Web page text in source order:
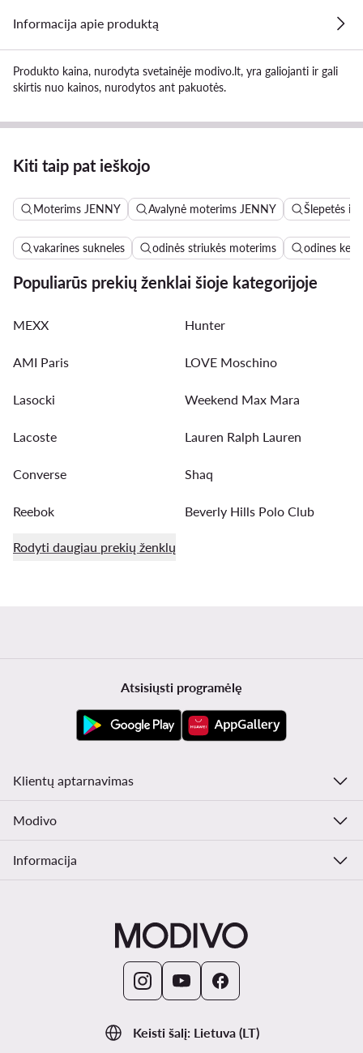
Informacija apie produktą
Produkto kaina, nurodyta svetainėje modivo.lt, yra galiojanti ir gali
skirtis nuo kainos, nurodytos ant pakuotės.
Kiti taip pat ieškojo
Moterims JENNY Avalynė moterims JENNY Šlepetės ir
vakarines sukneles odinės striukės moterims odines
Populiarūs prekių ženklai šioje kategorijoje
MEXX Hunter
AMI Paris LOVE Moschino
Lasocki Weekend Max Mara
Lacoste Lauren Ralph Lauren
Converse Shaq
Reebok Beverly Hills Polo Club
Rodyti daugiau prekių ženklų
Keisti šalį: Lietuva (LT)
Atsisiųsti programėlę
Klientų aptarnavimas
Modivo
Informacija